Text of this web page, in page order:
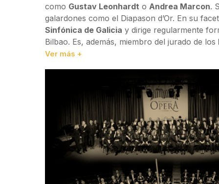
como Gustav Leonhardt o Andrea Marcon.
galardones como el Diapason d’Or. En su
Sinfónica de Galicia y dirige regularmente
Bilbao. Es, además, miembro del jurado de los
Ver más +